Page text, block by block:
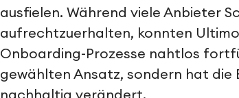
ausfielen. Während viele Anbieter
aufrechtzuerhalten, konnten
Onboarding-Prozesse nahtlos
gewählten Ansatz, sondern hat die
nachhaltig verändert.